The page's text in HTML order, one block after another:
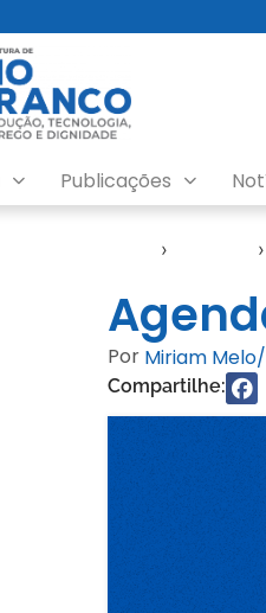
Publicações
› ›
Por Miriam
Compartilhe: